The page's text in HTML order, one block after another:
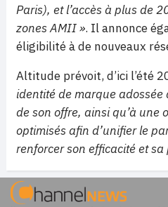
Paris), et l’accès à plus de
zones AMII ». Il annonce
éligibilité à de nouveaux
Altitude prévoit, d’ici l’été
identité de marque
de son offre, ainsi qu’à une
optimisés afin d’unifier le
renforcer son efficacité et sa